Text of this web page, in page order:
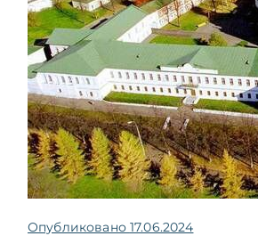
Опубликовано 17.06.2024